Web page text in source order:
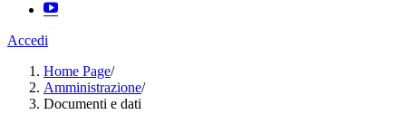
Accedi
Home Page/
Amministrazione/
Documenti e dati